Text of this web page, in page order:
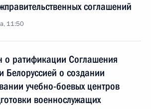
соглашений
11:50
о ратификации Соглашения
Белоруссией о создании
учебно-боевых центров
военнослужащих